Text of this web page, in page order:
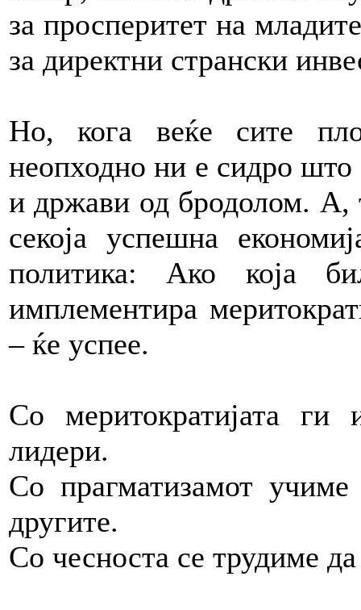
за просперитет на
за директни странски
Но, кога веќе сите
неопходно ни е сидро
и држави од бродолом. А,
секоја успешна
политика: Ако која
имплементира
– ќе успее.
Со меритократијата ги
лидери.
Со прагматизамот
другите.
Со чесноста се трудиме